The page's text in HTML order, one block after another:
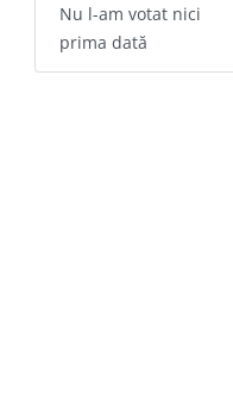
Nu l-am votat nici
prima dată